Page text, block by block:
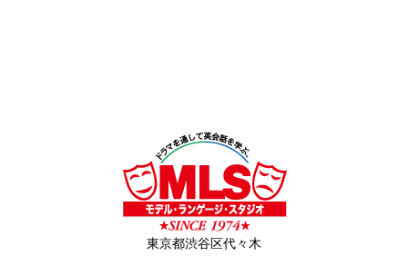
東京都渋谷区代々木